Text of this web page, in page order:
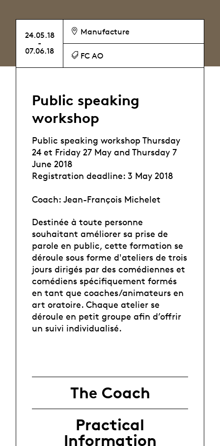
24.05.18
-
07.06.18
Manufacture
FC AO
Public speaking
workshop
Public speaking workshop Thursday
24 et Friday 27 May and Thursday 7
June 2018
Registration deadline: 3 May 2018
Coach: Jean-François Michelet
Destinée à toute personne
souhaitant améliorer sa prise de
parole en public, cette formation se
déroule sous forme d'ateliers de trois
jours dirigés par des comédiennes et
comédiens spécifiquement formés
en tant que coaches/animateurs en
art oratoire. Chaque atelier se
déroule en petit groupe afin d’offrir
un suivi individualisé.
The Coach
Practical
Information